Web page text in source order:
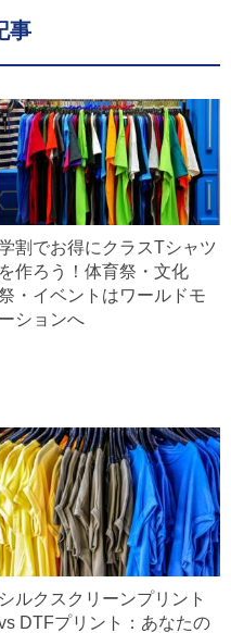
事
割でお得にクラスTシャツ
を作ろう！体育祭・文化
・イベントはワールドモ
ーションへ
シルクスクリーンプリント
DTFプリント：あなたの